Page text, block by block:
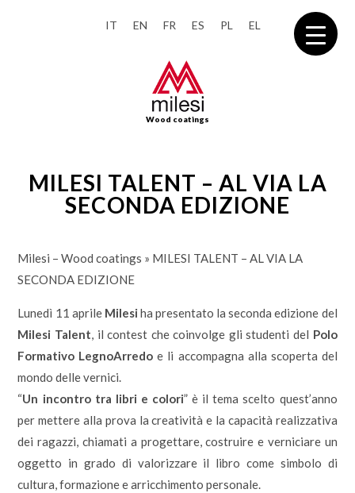
IT EN FR ES PL EL
Wood coatings
MILESI TALENT – AL VIA LA
SECONDA EDIZIONE
Milesi – Wood coatings » MILESI TALENT – AL VIA LA
SECONDA EDIZIONE
Lunedì 11 aprile Milesi ha presentato la seconda edizione del
Milesi Talent, il contest che coinvolge gli studenti del Polo
Formativo LegnoArredoe li accompagna alla scoperta del
mondo delle vernici.
“Un incontro tra libri e colori” è il tema scelto quest’anno
per mettere alla prova la creatività e la capacità realizzativa
dei ragazzi, chiamati a progettare, costruire e verniciare un
oggetto in grado di valorizzare il libro come simbolo di
cultura, formazione e arricchimento personale.